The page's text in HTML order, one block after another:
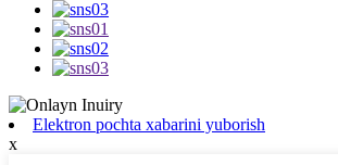
Elektron pochta xabarini yuborish
x